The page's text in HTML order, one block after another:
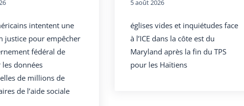
intentent une
justice pour empêcher
fédéral de
les données
de millions de
de l’aide sociale
5 août 2026
églises vides et inquiétudes face
à l’ICE dans la côte est du
Maryland après la fin du TPS
pour les Haïtiens